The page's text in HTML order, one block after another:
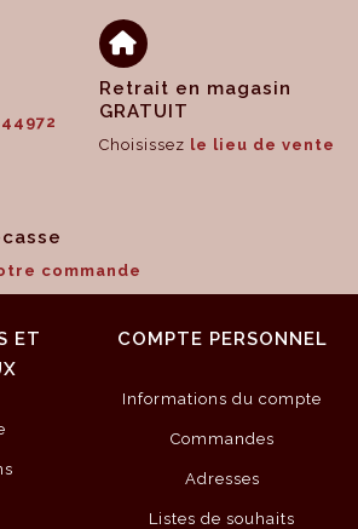
Retrait en magasin
GRATUIT
Choisissez le lieu de vente
commande
ET
COMPTE PERSONNEL
Informations du compte
Commandes
Adresses
Listes de souhaits